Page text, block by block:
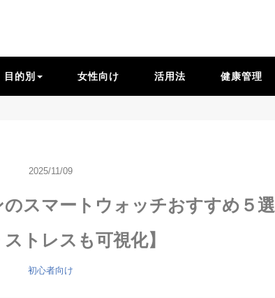
目的別 女性向け 活用法 健康管理
2025/11/09
スマートウォッチおすすめ５選
ストレスも可視化】
初心者向け